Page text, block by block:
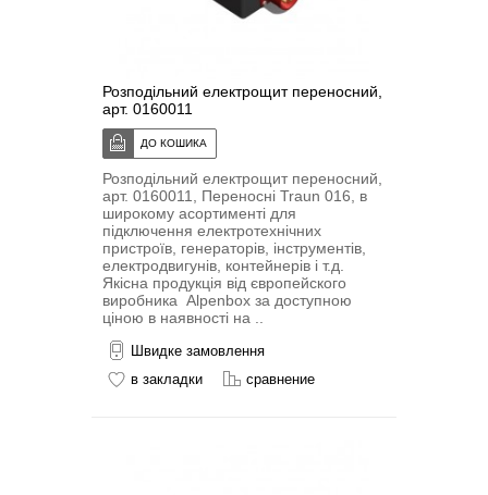
Розподільний електрощит переносний,
арт. 0160011
Розподільний електрощит переносний,
арт. 0160011, Переносні Traun 016, в
широкому асортименті для
підключення електротехнічних
пристроїв, генераторів, інструментів,
електродвигунів, контейнерів і т.д.
Якісна продукція від європейского
виробника Alpenbox за доступною
ціною в наявності на ..
Швидке замовлення
в закладки
сравнение